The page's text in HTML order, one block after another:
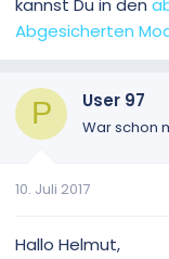
Abgesicherten
P User 97
War schon
10. Juli 2017
Hallo Helmut,